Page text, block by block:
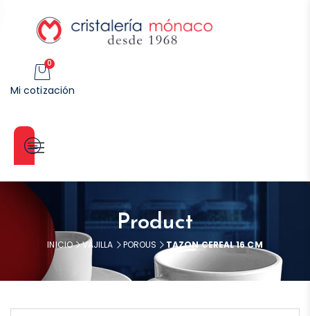
0
Mi cotización
Categorías
Product
INICIO VAJILLA POROUS TAZON CEREAL 16 CM